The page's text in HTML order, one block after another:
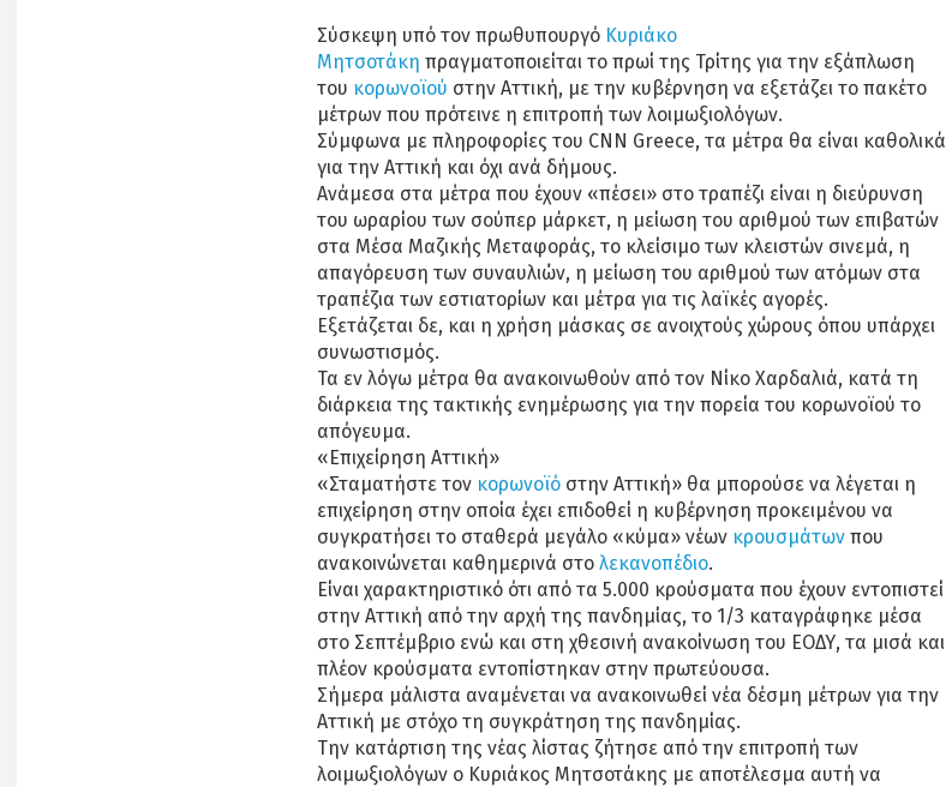
Σύσκεψη υπό τον πρωθυπουργό Κυριάκο
Μητσοτάκη πραγματοποιείται το πρωί της Τρίτης για την εξάπλωση
του κορωνοϊού στην Αττική, με την κυβέρνηση να εξετάζει το πακέτο
μέτρων που πρότεινε η επιτροπή των λοιμωξιολόγων.
Σύμφωνα με πληροφορίες του CNN Greece, τα μέτρα θα είναι καθολικά
για την Αττική και όχι ανά δήμους.
Ανάμεσα στα μέτρα που έχουν «πέσει» στο τραπέζι είναι η διεύρυνση
του ωραρίου των σούπερ μάρκετ, η μείωση του αριθμού των επιβατών
στα Μέσα Μαζικής Μεταφοράς, το κλείσιμο των κλειστών σινεμά, η
απαγόρευση των συναυλιών, η μείωση του αριθμού των ατόμων στα
τραπέζια των εστιατορίων και μέτρα για τις λαϊκές αγορές.
Εξετάζεται δε, και η χρήση μάσκας σε ανοιχτούς χώρους όπου υπάρχει
συνωστισμός.
Τα εν λόγω μέτρα θα ανακοινωθούν από τον Νίκο Χαρδαλιά, κατά τη
διάρκεια της τακτικής ενημέρωσης για την πορεία του κορωνοϊού το
απόγευμα.
«Επιχείρηση Αττική»
«Σταματήστε τον κορωνοϊό στην Αττική» θα μπορούσε να λέγεται η
επιχείρηση στην οποία έχει επιδοθεί η κυβέρνηση προκειμένου να
συγκρατήσει το σταθερά μεγάλο «κύμα» νέων κρουσμάτων που
ανακοινώνεται καθημερινά στο λεκανοπέδιο.
Είναι χαρακτηριστικό ότι από τα 5.000 κρούσματα που έχουν εντοπιστεί
στην Αττική από την αρχή της πανδημίας, το 1/3 καταγράφηκε μέσα
στο Σεπτέμβριο ενώ και στη χθεσινή ανακοίνωση του ΕΟΔΥ, τα μισά και
πλέον κρούσματα εντοπίστηκαν στην πρωτεύουσα.
Σήμερα μάλιστα αναμένεται να ανακοινωθεί νέα δέσμη μέτρων για την
Αττική με στόχο τη συγκράτηση της πανδημίας.
Την κατάρτιση της νέας λίστας ζήτησε από την επιτροπή των
λοιμωξιολόγων ο Κυριάκος Μητσοτάκης με αποτέλεσμα αυτή να